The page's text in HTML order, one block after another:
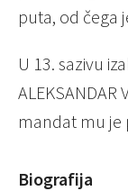
puta, od čega
U 13. sazivu
mandat mu je
Biografija